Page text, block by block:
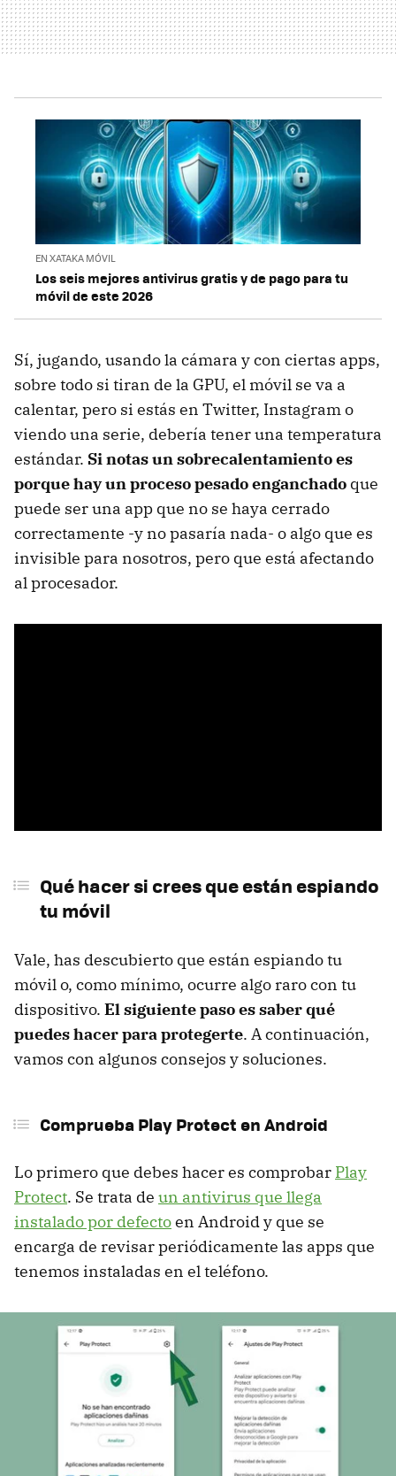
EN XATAKA MÓVIL
Los seis mejores antivirus gratis y de pago para tu
móvil de este 2026
Sí, jugando, usando la cámara y con ciertas apps,
sobre todo si tiran de la GPU, el móvil se va a
calentar, pero si estás en Twitter, Instagram o
viendo una serie, debería tener una temperatura
estándar. Si notas un sobrecalentamiento es
porque hay un proceso pesado enganchado que
puede ser una app que no se haya cerrado
correctamente -y no pasaría nada- o algo que es
invisible para nosotros, pero que está afectando
al procesador.
Qué hacer si crees que están espiando
tu móvil
Vale, has descubierto que están espiando tu
móvil o, como mínimo, ocurre algo raro con tu
dispositivo. El siguiente paso es saber qué
puedes hacer para protegerte. A continuación,
vamos con algunos consejos y soluciones.
Comprueba Play Protect en Android
Lo primero que debes hacer es comprobar Play
Protect. Se trata de un antivirus que llega
instalado por defectoen Android y que se
encarga de revisar periódicamente las apps que
tenemos instaladas en el teléfono.